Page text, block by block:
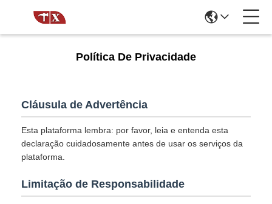
Política De Privacidade
Cláusula de Advertência
Esta plataforma lembra: por favor, leia e entenda esta
declaração cuidadosamente antes de usar os serviços da
plataforma.
Limitação de Responsabilidade